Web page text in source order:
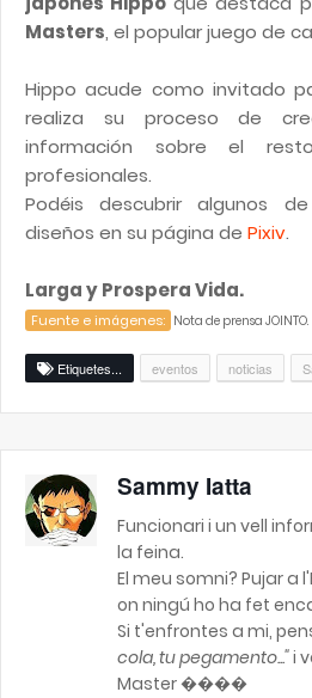
Masters, el popular juego de
Hippo acude como invitado
realiza su proceso de
información sobre el
profesionales.
Podéis descubrir algunos
diseños en su página de Pixiv.
Larga y Prospera Vida.
Fuente e imágenes: Nota de prensa JOINTO.
Etiquetes... eventos noticias
Sammy Iatta
Funcionari i un vell
la feina.
El meu somni? Pujar a
on ningú ho ha fet
Si t'enfrontes a mi,
cola, tu pegamento..."i
Master ����